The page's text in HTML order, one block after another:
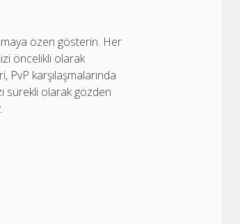
özen gösterin. Her
öncelikli olarak
PvP karşılaşmalarında
sürekli olarak gözden